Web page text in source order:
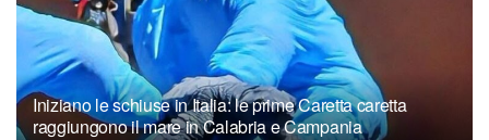
Iniziano le schiuse in Italia: le prime Caretta caretta
raggiungono il mare in Calabria e Campania